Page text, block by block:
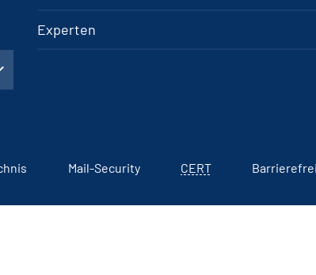
Experten
Mail-Security CERT